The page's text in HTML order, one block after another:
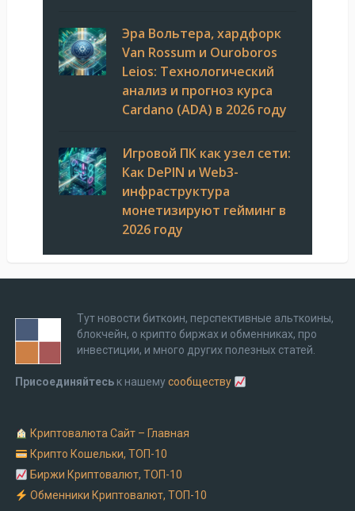
Эра Вольтера, хардфорк
Van Rossum и Ouroboros
Leios: Технологический
анализ и прогноз курса
Cardano (ADA) в 2026 году
Игровой ПК как узел сети:
Как DePIN и Web3-
инфраструктура
монетизируют гейминг в
2026 году
Тут новости биткоин, перспективные альткоины,
блокчейн, о крипто биржах и обменниках, про
инвестиции, и много других полезных статей.
Присоединяйтесь к нашемусообществу
Криптовалюта Cайт – Главная
Крипто Кошельки, ТОП-10
Биржи Криптовалют, ТОП-10
Обменники Криптовалют, ТОП-10